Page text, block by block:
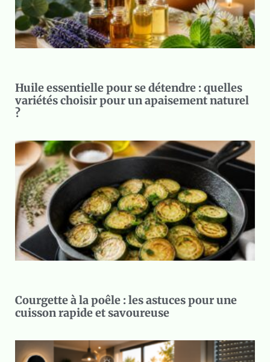
Huile essentielle pour se détendre : quelles
variétés choisir pour un apaisement naturel
?
Courgette à la poêle : les astuces pour une
cuisson rapide et savoureuse